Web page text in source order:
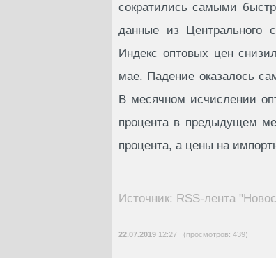
сократились самыми
данные из Центрального
Индекс оптовых цен
мае. Падение оказалось
В месячном исчислении
процента в предыдущем
процента, а цены на
Источник: RSS-лента
22.07.2019 12:27 (просмотров: 439)